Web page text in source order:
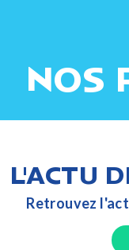
NOS
L'ACTU
Retrouvez